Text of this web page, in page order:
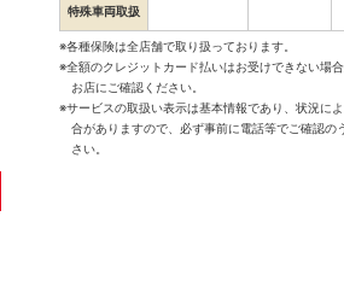
特殊車両取扱
※各種保険は全店舗で取り扱っております。
※全額のクレジットカード払いはお受けできない場合
お店にご確認ください。
※サービスの取扱い表示は基本情報であり、状況に
合がありますので、必ず事前に電話等でご確認の
さい。